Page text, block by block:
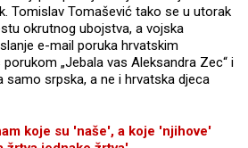
Tomislav Tomašević tako se u utorak
okrutnog ubojstva, a vojska
e-mail poruka hrvatskim
„Jebala vas Aleksandra Zec“ i
samo srpska, a ne i hrvatska djeca
koje su 'naše', a koje 'njihove'